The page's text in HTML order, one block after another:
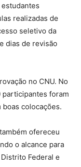
estudantes
realizadas de
seletivo da
dias de revisão
no CNU. No
participantes foram
colocações.
ofereceu
o alcance para
Federal e